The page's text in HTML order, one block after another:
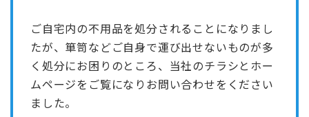
ご自宅内の不用品を処分されることになりまし
たが、箪笥などご自身で運び出せないものが多
く処分にお困りのところ、当社のチラシとホー
ムページをご覧になりお問い合わせをください
ました。